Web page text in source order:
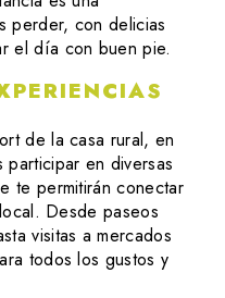
perder, con delicias
el día con buen pie.
de la casa rural, en
en diversas
te permitirán conectar
Desde paseos
visitas a mercados
todos los gustos y